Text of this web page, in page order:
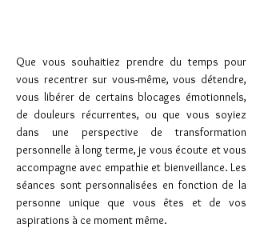
Que vous souhaitiez prendre du temps pour
vous recentrer sur vous-même, vous détendre,
vous libérer de certains blocages émotionnels,
de douleurs récurrentes, ou que vous soyiez
dans une perspective de transformation
personnelle à long terme, je vous écoute et vous
accompagne avec empathie et bienveillance. Les
séances sont personnalisées en fonction de la
personne unique que vous êtes et de vos
aspirations à ce moment même.